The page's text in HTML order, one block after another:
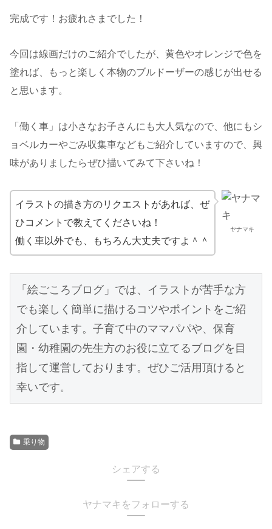
完成です！お疲れさまでした！
今回は線画だけのご紹介でしたが、黄色やオレンジで色を
塗れば、もっと楽しく本物のブルドーザーの感じが出せる
と思います。
「働く車」は小さなお子さんにも大人気なので、他にもシ
ョベルカーやごみ収集車などもご紹介していますので、興
味がありましたらぜひ描いてみて下さいね！
ヤナマキ
イラストの描き方のリクエストがあれば、ぜ
ひコメントで教えてくださいね！
働く車以外でも、もちろん大丈夫ですよ＾＾
「絵ごころブログ」では、イラストが苦手な方
でも楽しく簡単に描けるコツやポイントをご紹
介しています。子育て中のママパパや、保育
園・幼稚園の先生方のお役に立てるブログを目
指して運営しております。ぜひご活用頂けると
幸いです。
乗り物
シェアする
ヤナマキをフォローする